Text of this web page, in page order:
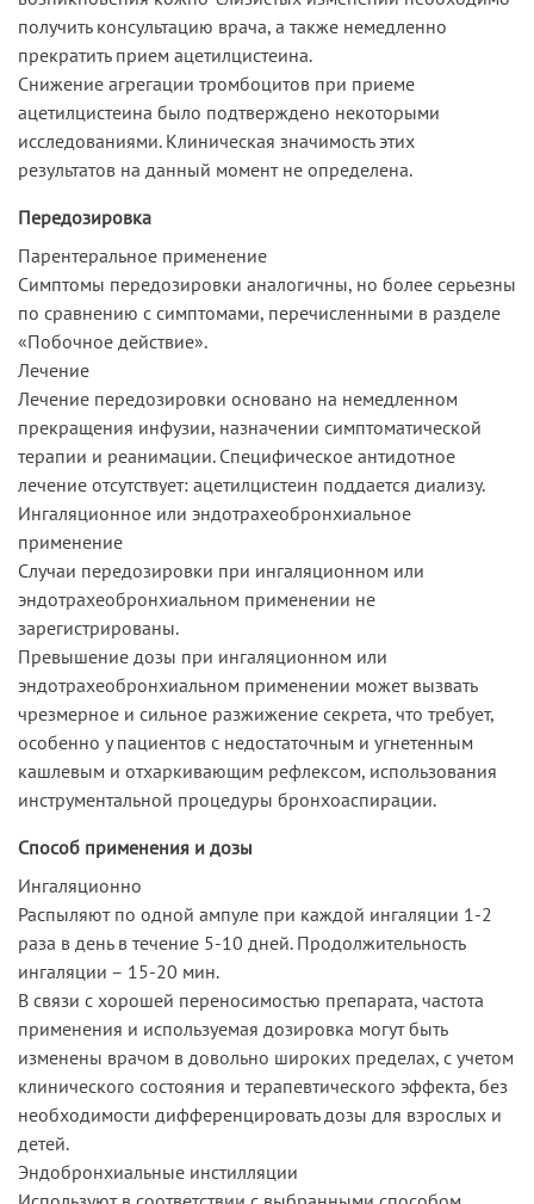
получить консультацию врача, а также немедленно
прекратить прием ацетилцистеина.
Снижение агрегации тромбоцитов при приеме
ацетилцистеина было подтверждено некоторыми
исследованиями. Клиническая значимость этих
результатов на данный момент не определена.
Передозировка
Парентеральное применение
Симптомы передозировки аналогичны, но более серьезны
по сравнению с симптомами, перечисленными в разделе
«Побочное действие».
Лечение
Лечение передозировки основано на немедленном
прекращения инфузии, назначении симптоматической
терапии и реанимации. Специфическое антидотное
лечение отсутствует: ацетилцистеин поддается диализу.
Ингаляционное или эндотрахеобронхиальное
применение
Случаи передозировки при ингаляционном или
эндотрахеобронхиальном применении не
зарегистрированы.
Превышение дозы при ингаляционном или
эндотрахеобронхиальном применении может вызвать
чрезмерное и сильное разжижение секрета, что требует,
особенно у пациентов с недостаточным и угнетенным
кашлевым и отхаркивающим рефлексом, использования
инструментальной процедуры бронхоаспирации.
Способ применения и дозы
Ингаляционно
Распыляют по одной ампуле при каждой ингаляции 1-2
раза в день в течение 5-10 дней. Продолжительность
ингаляции – 15-20 мин.
В связи с хорошей переносимостью препарата, частота
применения и используемая дозировка могут быть
изменены врачом в довольно широких пределах, с учетом
клинического состояния и терапевтического эффекта, без
необходимости дифференцировать дозы для взрослых и
детей.
Эндобронхиальные инстилляции